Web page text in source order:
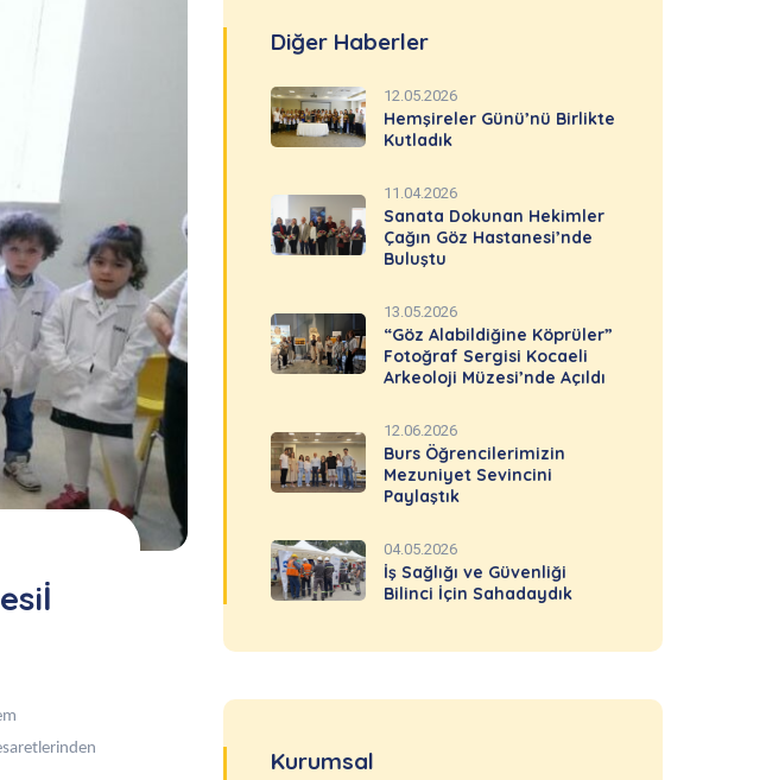
Diğer Haberler
12.05.2026
Hemşireler Günü’nü Birlikte
Kutladık
11.04.2026
Sanata Dokunan Hekimler
Çağın Göz Hastanesi’nde
Buluştu
13.05.2026
“Göz Alabildiğine Köprüler”
Fotoğraf Sergisi Kocaeli
Arkeoloji Müzesi’nde Açıldı
12.06.2026
Burs Öğrencilerimizin
Mezuniyet Sevincini
Paylaştık
04.05.2026
İş Sağlığı ve Güvenliği
Bilinci İçin Sahadaydık
Kurumsal